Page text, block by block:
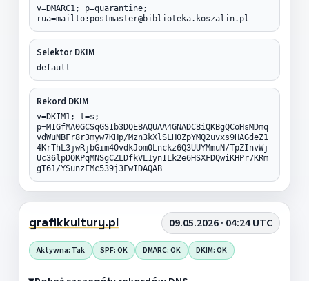
v=DMARC1; p=quarantine;
rua=mailto:postmaster@biblioteka.koszalin.pl
Selektor DKIM
default
Rekord DKIM
v=DKIM1; t=s;
p=MIGfMA0GCSqGSIb3DQEBAQUAA4GNADCBiQKBgQCoHsMDmq
vdWuNBFr8r3myw7KHp/Mzn3kXlSLH0ZpYMQ2uvxs9HAGdeZ1
4KrThL3jwRjbGim4OvdkJom0Lnckz6Q3UUYMmuN/TpZInvWj
Uc36lpDOKPqMNSgCZLDfkVL1ynILk2e6HSXFDQwiKHPr7KRm
gT61/YSunzFMc539j3FwIDAQAB
grafikkultury.pl 09.05.2026 · 04:24 UTC
Aktywna: Tak SPF: OK DMARC: OK DKIM: OK